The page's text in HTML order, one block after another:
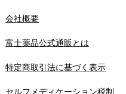
会社概要
富士薬品公式通販とは
特定商取引法に基づく表示
セルフメディケーション税制